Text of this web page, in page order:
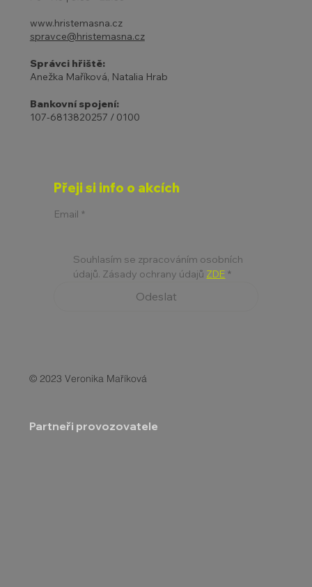
www.hristemasna.cz
spravce@hristemasna.cz
Správci hřiště:
Anežka Maříková, Natalia Hrab
Bankovní spojení:
107-6813820257 / 0100
Přeji si info o akcích
Email *
Souhlasím se zpracováním osobních
údajů. Zásady ochrany údajů ZDE *
Odeslat
© 2023 Veronika Maříková
Partneři provozovatele